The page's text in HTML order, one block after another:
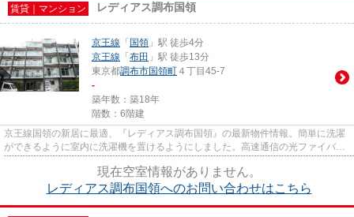
賃貸｜マンション レディアス調布国領
京王線 「 国領 」駅 徒歩4分
京王線 「 布田 」駅 徒歩13分
東京都調布市国領町 ４丁目45-7
-
築年数：築18年
階数：6階建
京王線国領の新居に最適、『レディアス調布国領』の最新物件情報。簡単に洗濯
ができるように室内に洗濯機を置けるようにしました。高速通信の光ファイバー
現在空室情報がありません。
レディアス調布国領へのお問い合わせはこちら